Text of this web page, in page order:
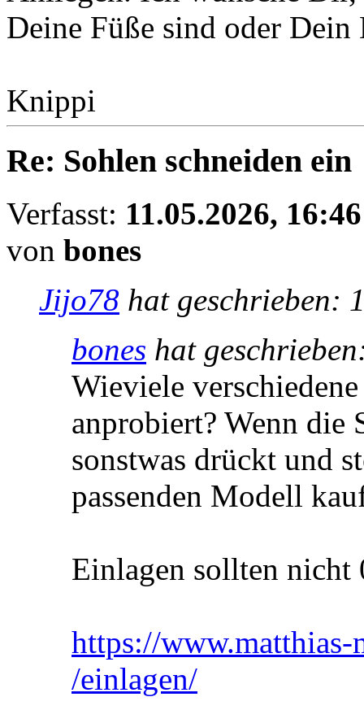
Deine Füße sind oder
Knippi
Re: Sohlen schneiden ein
Verfasst: 11.05.2026, 16:46
von bones
Jijo78 hat geschrieben:
bones hat
Wieviele
anprobiert? Wenn die
sonstwas drückt und
passenden Modell
Einlagen sollten nicht
https://www.matthias-
/einlagen/